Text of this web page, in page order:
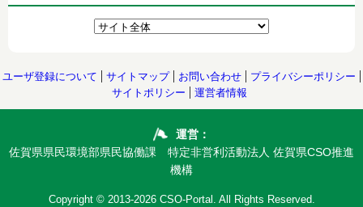
ユーザ登録について サイトマップ お問い合わせ
プライバシーポリシー
サイトポリシー
運営者情報
運営：
佐賀県県民環境部県民協働課 特定非営利活動法人 佐賀県CSO推進
機構
Copyright © 2013-2026 CSO-Portal. All Rights Reserved.